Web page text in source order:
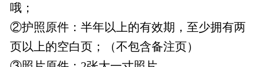
哦；
②护照原件：半年以上的有效期，至少拥有两
页以上的空白页；（不包含备注页）